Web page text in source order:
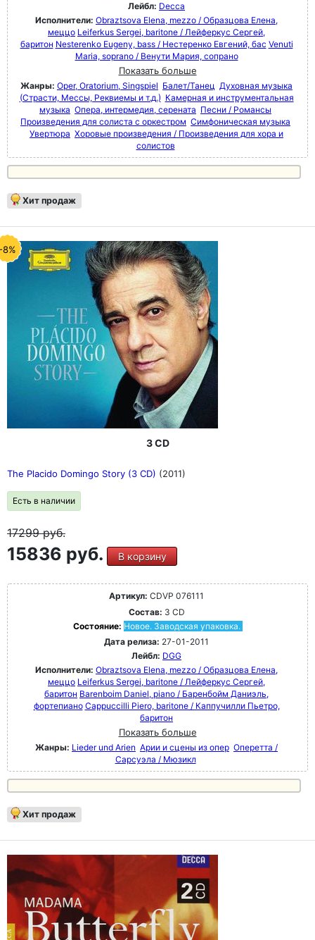
Лейбл: Decca
Исполнители: Obraztsova Elena, mezzo / Образцова Елена,
меццо Leiferkus Sergei, baritone / Лейферкус Сергей,
баритон Nesterenko Eugeny, bass / Нестеренко Евгений, бас Venuti
Maria, soprano / Венути Мария, сопрано
Показать больше
Жанры: Oper, Oratorium, Singspiel Балет/Танец Духовная музыка
(Страсти, Мессы, Реквиемы и т.д.) Камерная и инструментальная
музыка Опера, интермедия, серената Песни / Романсы
Произведения для солиста с оркестром Симфоническая музыка
Увертюра Хоровые произведения / Произведения для хора и
солистов
Хит продаж
8%
3 CD
The Placido Domingo Story (3 CD) (2011)
Есть в наличии
17299руб.
15836 руб. В корзину
Артикул: CDVP 076111
Состав: 3 CD
Состояние: Новое. Заводская упаковка.
Дата релиза: 27-01-2011
Лейбл: DGG
Исполнители: Obraztsova Elena, mezzo / Образцова Елена,
меццо Leiferkus Sergei, baritone / Лейферкус Сергей,
баритон Barenboim Daniel, piano / Баренбойм Даниэль,
фортепиано Cappuccilli Piero, baritone / Каппучилли Пьетро,
баритон
Показать больше
Жанры: Lieder und Arien Арии и сцены из опер Оперетта /
Сарсуэла / Мюзикл
Хит продаж